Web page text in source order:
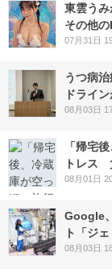
東雲うみ
その他の
07月31日
うつ病
ドライ
08月03日
「帰宅
トレス
08月01日
Google
ト「ジ
08月03日